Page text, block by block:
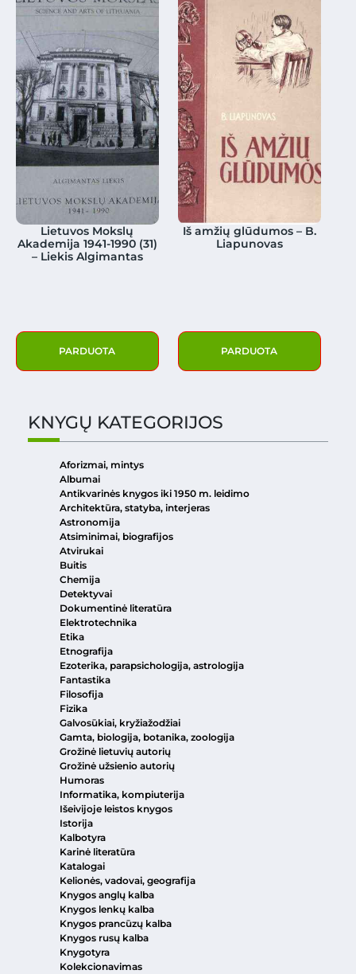
Lietuvos Mokslų
Akademija 1941-1990 (31)
– Liekis Algimantas
PARDUOTA
Iš amžių glūdumos – B.
Liapunovas
PARDUOTA
KNYGŲ KATEGORIJOS
Aforizmai, mintys
Albumai
Antikvarinės knygos iki 1950 m. leidimo
Architektūra, statyba, interjeras
Astronomija
Atsiminimai, biografijos
Atvirukai
Buitis
Chemija
Detektyvai
Dokumentinė literatūra
Elektrotechnika
Etika
Etnografija
Ezoterika, parapsichologija, astrologija
Fantastika
Filosofija
Fizika
Galvosūkiai, kryžiažodžiai
Gamta, biologija, botanika, zoologija
Grožinė lietuvių autorių
Grožinė užsienio autorių
Humoras
Informatika, kompiuterija
Išeivijoje leistos knygos
Istorija
Kalbotyra
Karinė literatūra
Katalogai
Kelionės, vadovai, geografija
Knygos anglų kalba
Knygos lenkų kalba
Knygos prancūzų kalba
Knygos rusų kalba
Knygotyra
Kolekcionavimas